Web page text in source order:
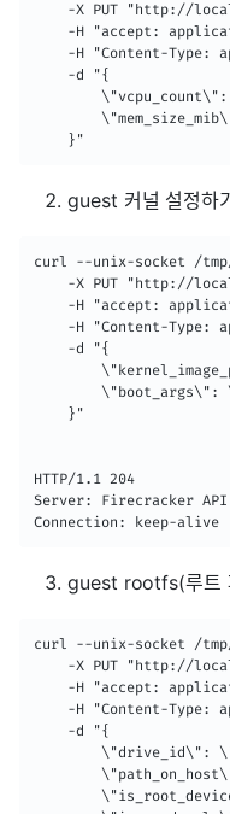
-X PUT "http://
-H "accept:
-H "Content-Type:
    -d "{
\"vcpu_count\":
    }"
guest 커널 설정하기
curl --unix-socket /
-X PUT "http://
-H "accept:
-H "Content-Type:
    -d "{
\"boot_args\":
    }"
HTTP/1.1 204
Server: Firecracker API
Connection: keep-alive
guest rootfs(루트
curl --unix-socket /
-X PUT "http://
-H "accept:
-H "Content-Type:
    -d "{
\"drive_id\":